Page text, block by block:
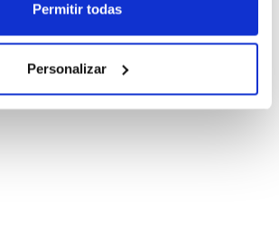
Permitir todas
Personalizar